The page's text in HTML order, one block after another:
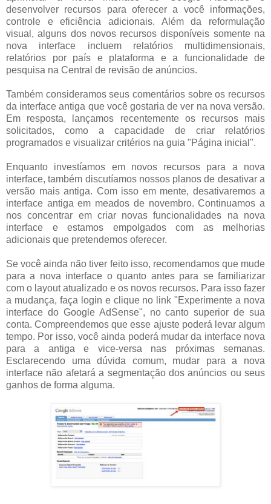
desenvolver recursos para oferecer a você informações,
controle e eficiência adicionais. Além da reformulação
visual, alguns dos novos recursos disponíveis somente na
nova interface incluem relatórios multidimensionais,
relatórios por país e plataforma e a funcionalidade de
pesquisa na Central de revisão de anúncios.
Também consideramos seus comentários sobre os recursos
da interface antiga que você gostaria de ver na nova versão.
Em resposta, lançamos recentemente os recursos mais
solicitados, como a capacidade de criar relatórios
programados e visualizar critérios na guia "Página inicial".
Enquanto investíamos em novos recursos para a nova
interface, também discutíamos nossos planos de desativar a
versão mais antiga. Com isso em mente, desativaremos a
interface antiga em meados de novembro. Continuamos a
nos concentrar em criar novas funcionalidades na nova
interface e estamos empolgados com as melhorias
adicionais que pretendemos oferecer.
Se você ainda não tiver feito isso, recomendamos que mude
para a nova interface o quanto antes para se familiarizar
com o layout atualizado e os novos recursos. Para isso fazer
a mudança, faça login e clique no link "Experimente a nova
interface do Google AdSense", no canto superior de sua
conta. Compreendemos que esse ajuste poderá levar algum
tempo. Por isso, você ainda poderá mudar da interface nova
para a antiga e vice-versa nas próximas semanas.
Esclarecendo uma dúvida comum, mudar para a nova
interface não afetará a segmentação dos anúncios ou seus
ganhos de forma alguma.